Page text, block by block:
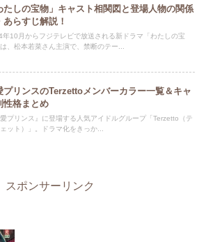
たしの宝物」キャスト相関図と登場人物の関係
あらすじ解説！
年10月からフジテレビで放送される新ドラマ「わたしの宝
、松本若菜さん主演で、禁断のテー...
プリンスのTerzettoメンバーカラー一覧＆キャ
性格まとめ
愛プリンス』に登場する人気アイドルグループ「Terzetto（テ
ット）」。ドラマ化をきっか...
スポンサーリンク